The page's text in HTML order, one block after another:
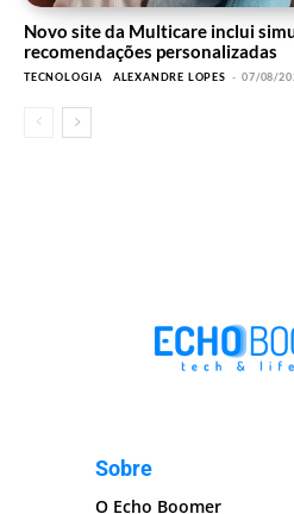
Novo site da Multicare inclui
recomendações personalizadas
TECNOLOGIA ALEXANDRE LOPES - 07/08/
Sobre
O Echo Boomer